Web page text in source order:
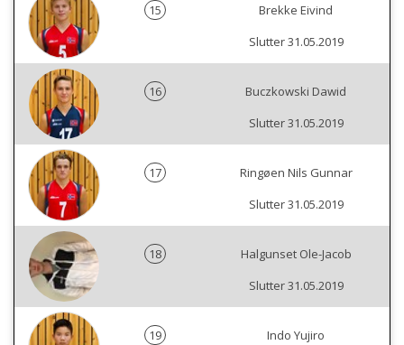
15
Brekke Eivind
Slutter 31.05.2019
16
Buczkowski Dawid
Slutter 31.05.2019
17
Ringøen Nils Gunnar
Slutter 31.05.2019
18
Halgunset Ole-Jacob
Slutter 31.05.2019
19
Indo Yujiro